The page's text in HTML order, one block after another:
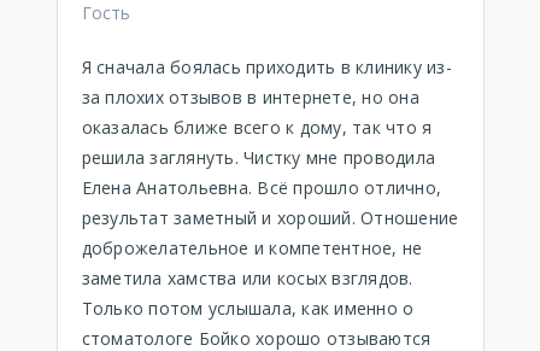
Гость
Я сначала боялась приходить в клинику из-
за плохих отзывов в интернете, но она
оказалась ближе всего к дому, так что я
решила заглянуть. Чистку мне проводила
Елена Анатольевна. Всё прошло отлично,
результат заметный и хороший. Отношение
доброжелательное и компетентное, не
заметила хамства или косых взглядов.
Только потом услышала, как именно о
стоматологе Бойко хорошо отзываются